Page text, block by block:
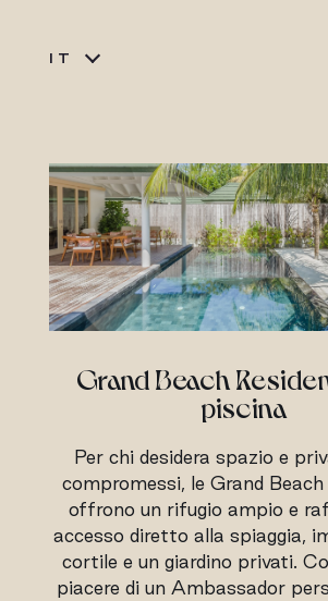
IT
Grand Beach
piscina
Per chi desidera spazio e
compromessi, le Grand Beach
offrono un rifugio ampio e
accesso diretto alla spiaggia,
cortile e un giardino privati.
piacere di un Ambassador